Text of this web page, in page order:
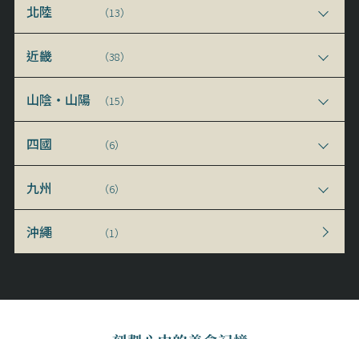
北陸 （13）
近畿 （38）
山陰・山陽 （15）
四國 （6）
九州 （6）
沖繩 （1）